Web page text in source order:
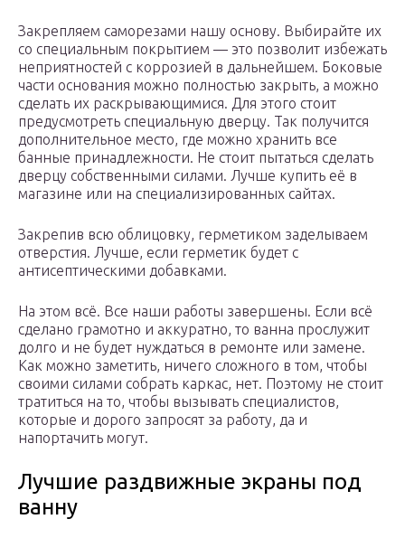
Закрепляем саморезами нашу основу. Выбирайте их
со специальным покрытием — это позволит избежать
неприятностей с коррозией в дальнейшем. Боковые
части основания можно полностью закрыть, а можно
сделать их раскрывающимися. Для этого стоит
предусмотреть специальную дверцу. Так получится
дополнительное место, где можно хранить все
банные принадлежности. Не стоит пытаться сделать
дверцу собственными силами. Лучше купить её в
магазине или на специализированных сайтах.
Закрепив всю облицовку, герметиком заделываем
отверстия. Лучше, если герметик будет с
антисептическими добавками.
На этом всё. Все наши работы завершены. Если всё
сделано грамотно и аккуратно, то ванна прослужит
долго и не будет нуждаться в ремонте или замене.
Как можно заметить, ничего сложного в том, чтобы
своими силами собрать каркас, нет. Поэтому не стоит
тратиться на то, чтобы вызывать специалистов,
которые и дорого запросят за работу, да и
напортачить могут.
Лучшие раздвижные экраны под
ванну